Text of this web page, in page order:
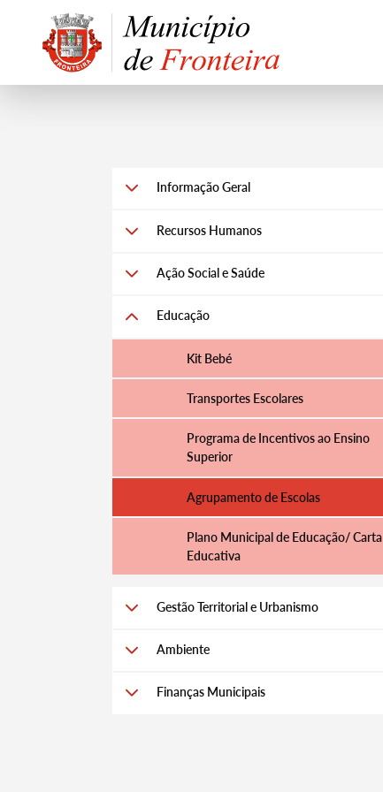
Termo de Pesquisa
Informação Geral
Recursos Humanos
Ação Social e Saúde
Educação
Kit Bebé
Transportes Escolares
Programa de Incentivos ao Ensino
Superior
Agrupamento de Escolas
Plano Municipal de Educação/ Carta
Educativa
Gestão Territorial e Urbanismo
Ambiente
Finanças Municipais